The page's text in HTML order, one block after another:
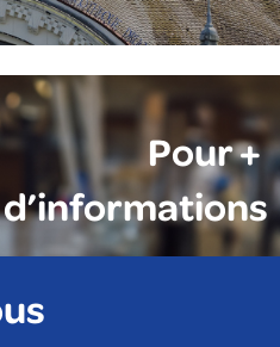
Pour +
d’informations